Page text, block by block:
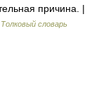
причина. |
Толковый словарь